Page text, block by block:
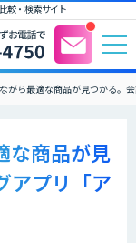
較・検索サイト
がら最適な商品が見つかる。
な商品が見
アプリ「ア